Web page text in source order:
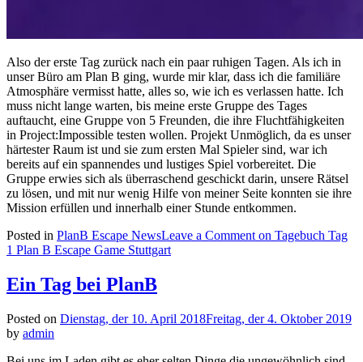
Also der erste Tag zurück nach ein paar ruhigen Tagen. Als ich in
unser Büro am Plan B ging, wurde mir klar, dass ich die familiäre
Atmosphäre vermisst hatte, alles so, wie ich es verlassen hatte. Ich
muss nicht lange warten, bis meine erste Gruppe des Tages
auftaucht, eine Gruppe von 5 Freunden, die ihre Fluchtfähigkeiten
in Project:Impossible testen wollen. Projekt Unmöglich, da es unser
härtester Raum ist und sie zum ersten Mal Spieler sind, war ich
bereits auf ein spannendes und lustiges Spiel vorbereitet. Die
Gruppe erwies sich als überraschend geschickt darin, unsere Rätsel
zu lösen, und mit nur wenig Hilfe von meiner Seite konnten sie ihre
Mission erfüllen und innerhalb einer Stunde entkommen.
Posted in PlanB Escape NewsLeave a Commenton Tagebuch Tag
1 Plan B Escape Game Stuttgart
Ein Tag bei PlanB
Posted on Dienstag, der 10. April 2018Freitag, der 4. Oktober 2019
by admin